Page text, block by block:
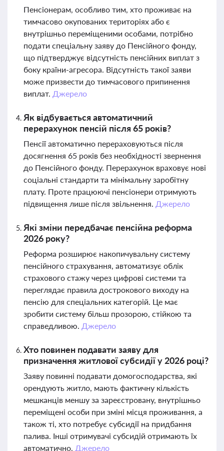
Пенсіонерам, особливо тим, хто проживає на
тимчасово окупованих територіях або є
внутрішньо переміщеними особами, потрібно
подати спеціальну заяву до Пенсійного фонду,
що підтверджує відсутність пенсійних виплат з
боку країни-агресора. Відсутність такої заяви
може призвести до тимчасового припинення
виплат. Джерело
Як відбувається автоматичний
перерахунок пенсій після 65 років?
Пенсії автоматично перераховуються після
досягнення 65 років без необхідності звернення
до Пенсійного фонду. Перерахунок враховує нові
соціальні стандарти та мінімальну заробітну
плату. Проте працюючі пенсіонери отримують
підвищення лише після звільнення. Джерело
Які зміни передбачає пенсійна реформа
2026 року?
Реформа розширює накопичувальну систему
пенсійного страхування, автоматизує облік
страхового стажу через цифрові системи та
переглядає правила дострокового виходу на
пенсію для спеціальних категорій. Це має
зробити систему більш прозорою, стійкою та
справедливою. Джерело
Хто повинен подавати заяву для
призначення житлової субсидії у 2026 році?
Заяву повинні подавати домогосподарства, які
орендують житло, мають фактичну кількість
мешканців меншу за зареєстровану, внутрішньо
переміщені особи при зміні місця проживання, а
також ті, хто потребує субсидії на придбання
палива. Інші отримувачі субсидій отримають їх
автоматично. Джерело